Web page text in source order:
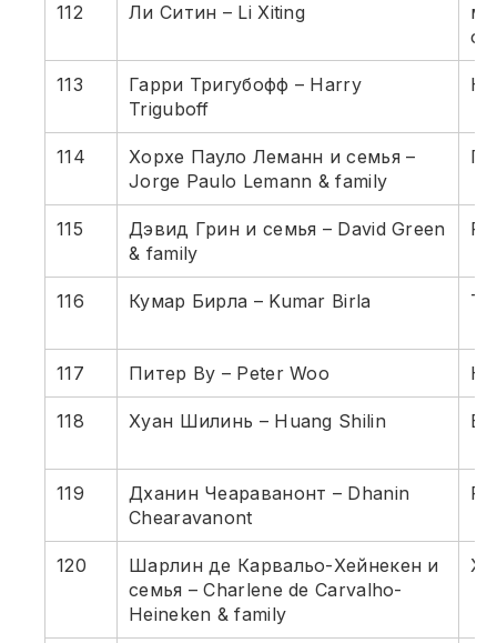
112 Ли Ситин – Li Xiting
113
Гарри Тригубофф – Harry
Triguboff
114
Хорхе Пауло Леманн и семья –
Jorge Paulo Lemann & family
115
Дэвид Грин и семья – David Green
& family
116 Кумар Бирла – Kumar Birla
117 Питер Ву – Peter Woo
118 Хуан Шилинь – Huang Shilin
119
Дханин Чеараванонт – Dhanin
Chearavanont
120
Шарлин де Карвальо-Хейнекен и
семья – Charlene de Carvalho-
Heineken & family